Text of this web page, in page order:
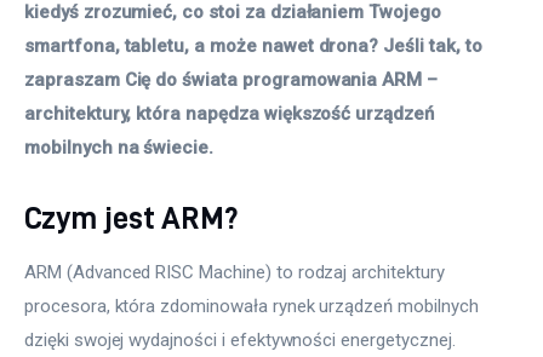
kiedyś zrozumieć, co stoi za działaniem Twojego
smartfona, tabletu, a może nawet drona? Jeśli tak, to
zapraszam Cię do świata programowania ARM –
architektury, która napędza większość urządzeń
mobilnych na świecie.
Czym jest ARM?
ARM (Advanced RISC Machine) to rodzaj architektury
procesora, która zdominowała rynek urządzeń mobilnych
dzięki swojej wydajności i efektywności energetycznej.